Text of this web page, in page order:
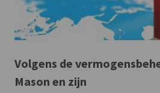
Volgens de
Mason en zijn